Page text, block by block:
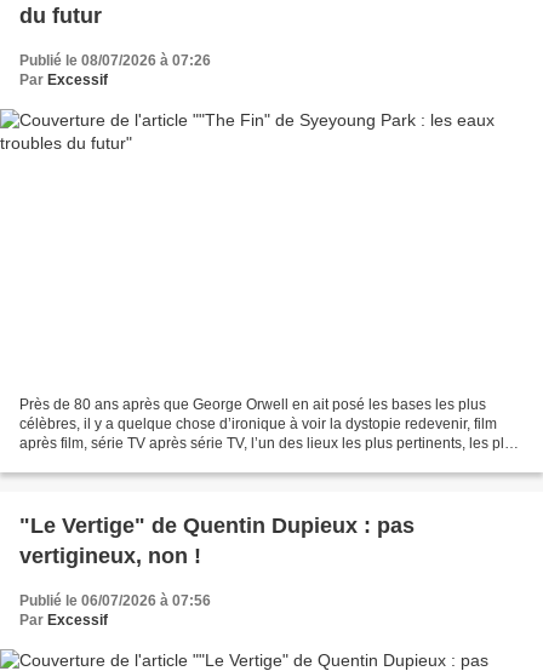
du futur
Publié le 08/07/2026 à 07:26
Par Excessif
Près de 80 ans après que George Orwell en ait posé les bases les plus
célèbres, il y a quelque chose d’ironique à voir la dystopie redevenir, film
après film, série TV après série TV, l’un des lieux les plus pertinents, les plus
"Le Vertige" de Quentin Dupieux : pas
vertigineux, non !
Publié le 06/07/2026 à 07:56
Par Excessif